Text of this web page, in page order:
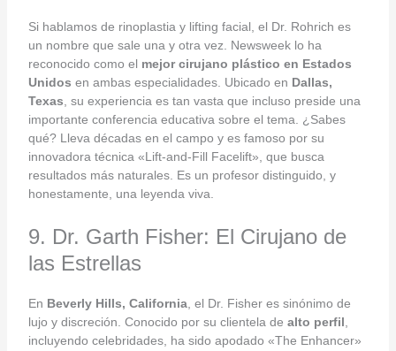
Si hablamos de rinoplastia y lifting facial, el Dr. Rohrich es
un nombre que sale una y otra vez. Newsweek lo ha
reconocido como el mejor cirujano plástico en Estados
Unidos en ambas especialidades. Ubicado en Dallas,
Texas, su experiencia es tan vasta que incluso preside una
importante conferencia educativa sobre el tema. ¿Sabes
qué? Lleva décadas en el campo y es famoso por su
innovadora técnica «Lift-and-Fill Facelift», que busca
resultados más naturales. Es un profesor distinguido, y
honestamente, una leyenda viva.
9. Dr. Garth Fisher: El Cirujano de
las Estrellas
En Beverly Hills, California, el Dr. Fisher es sinónimo de
lujo y discreción. Conocido por su clientela de alto perfil
incluyendo celebridades, ha sido apodado «The Enhancer»